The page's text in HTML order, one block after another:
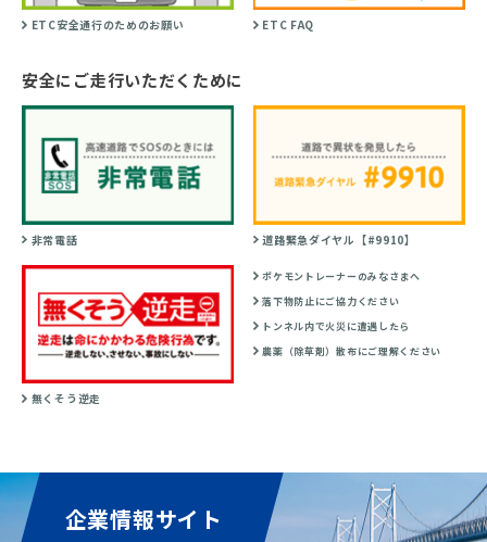
ETC安全通行のためのお願い ETC FAQ
安全にご走行いただくために
非常電話 道路緊急ダイヤル【#9910】
無くそう逆走
ポケモントレーナーのみなさまへ
落下物防止にご協力ください
トンネル内で火災に遭遇したら
農薬（除草剤）散布にご理解ください
企業情報サイト